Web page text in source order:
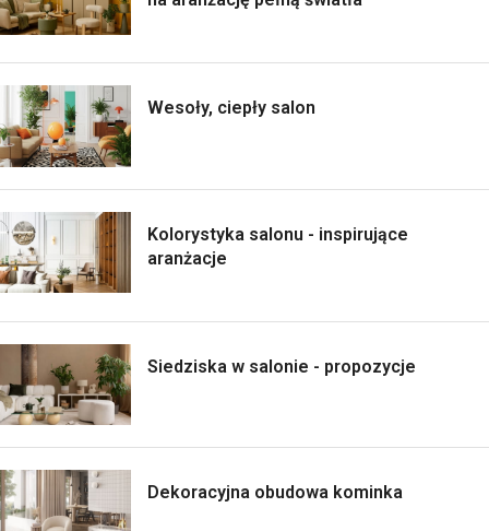
Wesoły, ciepły salon
Kolorystyka salonu - inspirujące
aranżacje
Siedziska w salonie - propozycje
Dekoracyjna obudowa kominka